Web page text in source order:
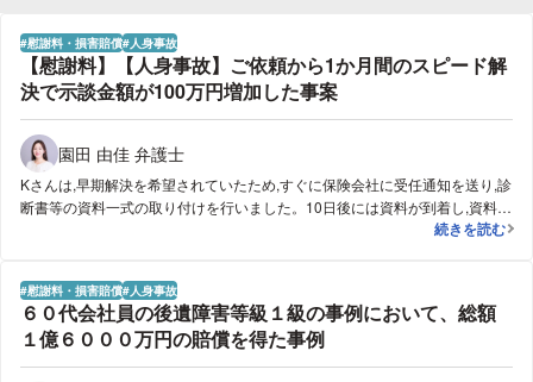
慰謝料・損害賠償 人身事故
【慰謝料】【人身事故】ご依頼から1か月間のスピード解
決で示談金額が100万円増加した事案
園田 由佳 弁護士
Kさんは,早期解決を希望されていたため,すぐに保険会社に受任通知を送り,診
断書等の資料一式の取り付けを行いました。10日後には資料が到着し,資料到
着当日中に裁判所基準での賠償額の計算を終え,即座に交渉を開始しました。
保険会社に詳細に説明した結果,裁判所基準の満額での示談となり,ご依頼から
1か月以内というスピード解決により,示談金は保険会社がご依頼前に提示し
ていた金額から100万円の増額という結果を得ることができました。
【慰謝料】【
続きを読む
慰謝料・損害賠償 人身事故
６０代会社員の後遺障害等級１級の事例において、総額
１億６０００万円の賠償を得た事例